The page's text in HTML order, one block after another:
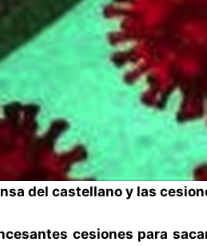
del castellano y las
cesiones para